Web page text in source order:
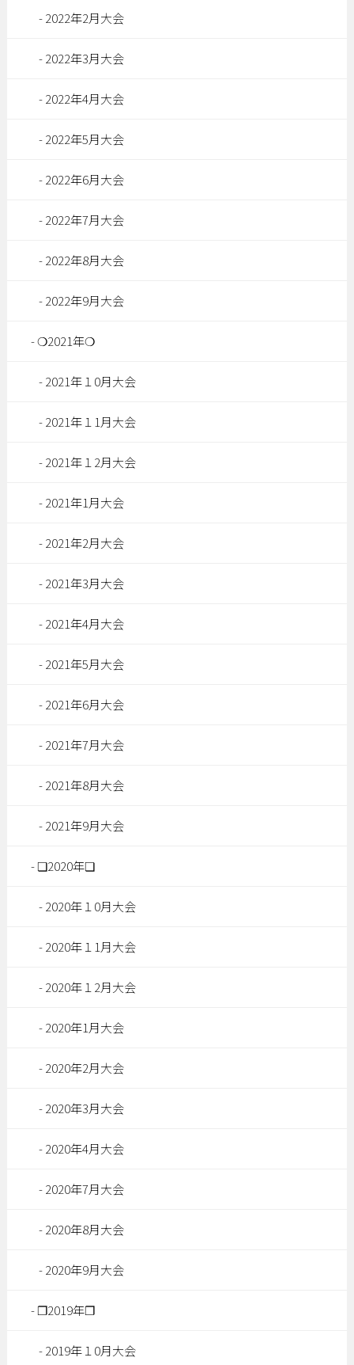
2022年2月大会
2022年3月大会
2022年4月大会
2022年5月大会
2022年6月大会
2022年7月大会
2022年8月大会
2022年9月大会
❍2021年❍
2021年１0月大会
2021年１1月大会
2021年１2月大会
2021年1月大会
2021年2月大会
2021年3月大会
2021年4月大会
2021年5月大会
2021年6月大会
2021年7月大会
2021年8月大会
2021年9月大会
❏2020年❏
2020年１0月大会
2020年１1月大会
2020年１2月大会
2020年1月大会
2020年2月大会
2020年3月大会
2020年4月大会
2020年7月大会
2020年8月大会
2020年9月大会
❐2019年❐
2019年１0月大会